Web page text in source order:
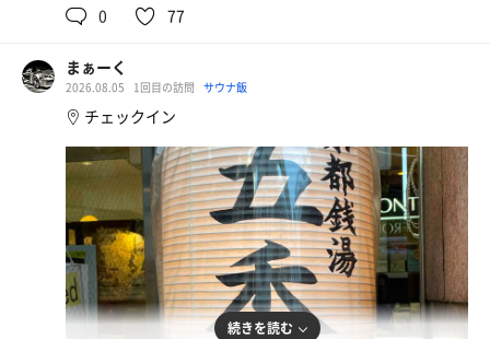
0 77
まぁーく
2026.08.05 1回目の訪問 サウナ飯
チェックイン
続きを読む